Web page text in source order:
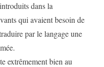
dans la
qui avaient besoin de
par le langage une
extrêmement bien au